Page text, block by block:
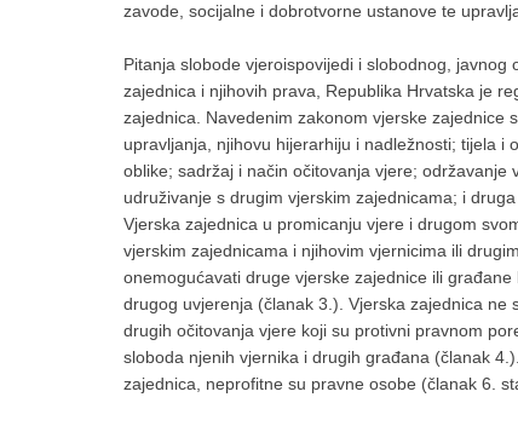
zavode, socijalne i dobrotvorne ustanove te
Pitanja slobode vjeroispovijedi i slobodnog,
zajednica i njihovih prava, Republika Hrvatska je
zajednica. Navedenim zakonom vjerske zajednice
upravljanja, njihovu hijerarhiju i nadležnosti; tijela i
oblike; sadržaj i način očitovanja vjere;
udruživanje s drugim vjerskim zajednicama; i
Vjerska zajednica u promicanju vjere i drugom
vjerskim zajednicama i njihovim vjernicima ili
onemogućavati druge vjerske zajednice ili
drugog uvjerenja (članak 3.). Vjerska zajednica
drugih očitovanja vjere koji su protivni pravnom
sloboda njenih vjernika i drugih građana (članak
zajednica, neprofitne su pravne osobe (članak 6.